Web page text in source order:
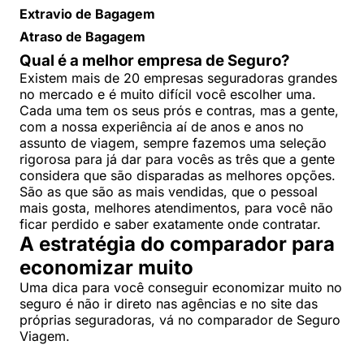
Extravio de Bagagem
Atraso de Bagagem
Qual é a melhor empresa de Seguro?
Existem mais de 20 empresas seguradoras grandes
no mercado e é muito difícil você escolher uma.
Cada uma tem os seus prós e contras, mas a gente,
com a nossa experiência aí de anos e anos no
assunto de viagem, sempre fazemos uma seleção
rigorosa para já dar para vocês as três que a gente
considera que são disparadas as melhores opções.
São as que são as mais vendidas, que o pessoal
mais gosta, melhores atendimentos, para você não
ficar perdido e saber exatamente onde contratar.
A estratégia do comparador para
economizar muito
Uma dica para você conseguir economizar muito no
seguro é não ir direto nas agências e no site das
próprias seguradoras, vá no comparador de Seguro
Viagem.